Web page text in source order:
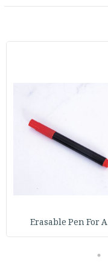
Erasable Pen For A
5